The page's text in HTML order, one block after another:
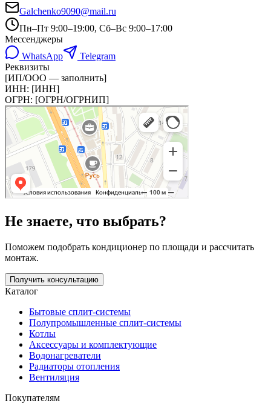
Galchenko9090@mail.ru
Пн–Пт 9:00–19:00, Сб–Вс 9:00–17:00
Мессенджеры
WhatsApp
Telegram
Реквизиты
[ИП/ООО — заполнить]
ИНН: [ИНН]
ОГРН: [ОГРН/ОГРНИП]
Не знаете, что выбрать?
Поможем подобрать кондиционер по площади и рассчитать
монтаж.
Получить консультацию
Каталог
Бытовые сплит-системы
Полупромышленные сплит-системы
Котлы
Аксессуары и комплектующие
Водонагреватели
Радиаторы отопления
Вентиляция
Покупателям